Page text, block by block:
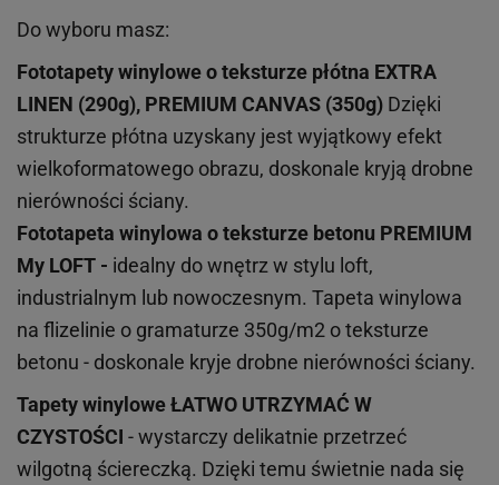
Do wyboru masz:
Fototapety winylowe oteksturze płótna EXTRA
LINEN (290g), PREMIUM CANVAS (350g) Dzięki
strukturze płótna uzyskany jest wyjątkowy efekt
wielkoformatowego obrazu, doskonale kryją drobne
nierówności ściany.
Fototapeta winylowa oteksturze betonu PREMIUM
My LOFT - idealny do wnętrz w stylu loft,
industrialnym lub nowoczesnym. Tapeta winylowa
na flizelinie o gramaturze 350g/m2 o teksturze
betonu - doskonale kryje drobne nierówności ściany.
Tapety winyloweŁATWO UTRZYMAĆ W
CZYSTOŚCI - wystarczy delikatnie przetrzeć
wilgotną ściereczką. Dzięki temu świetnie nada się